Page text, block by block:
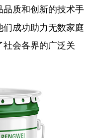
品质和创新的技术手
成功助力无数家庭
会各界的广泛关